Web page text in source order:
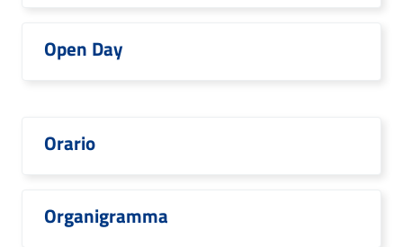
Open Day
Orario
Organigramma